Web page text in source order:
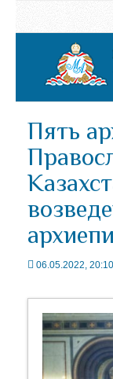
Пять
06.05.2022, 20:10